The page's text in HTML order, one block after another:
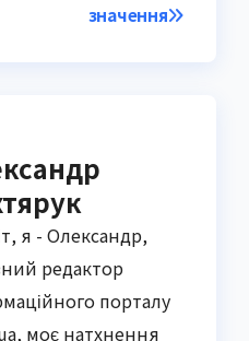
значення
я - Олександр,
редактор
порталу
моє натхнення